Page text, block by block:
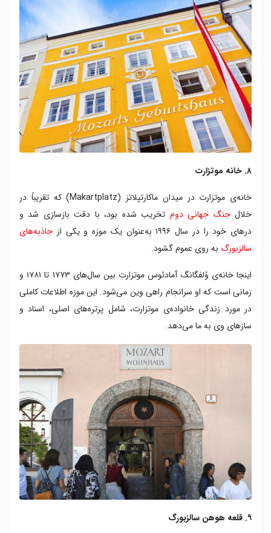
۸. خانه موتزارت
خانه‌ی موتزارت در میدان ماکارتپلاتز (Makartplatz) که تقریباً در
خلالجنگ جهانی دوم تخریب شده بود، با دقت بازسازی شد و
درهای خود را در سال ۱۹۹۶ به‌عنوان یک موزه و یکی از
جاذبه‌های
سالزبورگ به روی عموم گشود.
اینجا خانه‌ی وُلفگانگ آمادئوس موتزارت بین سال‌های ۱۷۷۳ تا ۱۷۸۱ و
زمانی است که او سرانجام راهی وین می‌شود. این موزه اطلاعات کاملی
در مورد زندگی خانواده‌ی موتزارت، شامل پرتره‌های اصلی، اسناد و
سازهای وی به ما می‌دهد.
۹. قلعه هوهن سالزبورگ